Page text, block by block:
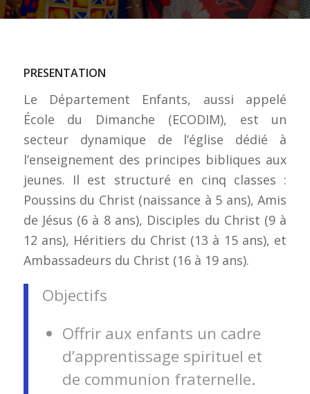
PRESENTATION
Le Département Enfants, aussi appelé
École du Dimanche (ECODIM), est un
secteur dynamique de l’église dédié à
l’enseignement des principes bibliques aux
jeunes. Il est structuré en cinq classes :
Poussins du Christ (naissance à 5 ans), Amis
de Jésus (6 à 8 ans), Disciples du Christ (9 à
12 ans), Héritiers du Christ (13 à 15 ans), et
Ambassadeurs du Christ (16 à 19 ans).
Objectifs
Offrir aux enfants un cadre
d’apprentissage spirituel et
de communion fraternelle.